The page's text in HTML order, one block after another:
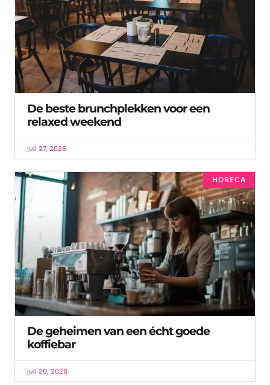
De beste brunchplekken voor een
relaxed weekend
juli 27, 2026
HORECA
De geheimen van een écht goede
koffiebar
juli 20, 2026